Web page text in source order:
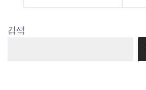
검색